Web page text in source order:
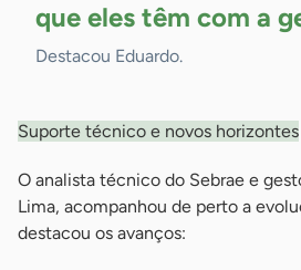
que eles têm com a
Destacou Eduardo.
Suporte técnico e novos horizontes
O analista técnico do Sebrae e
Lima, acompanhou de perto a
destacou os avanços: